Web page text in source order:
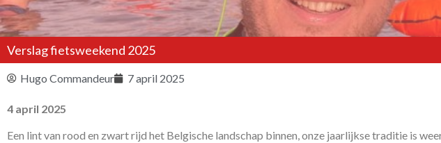
Verslag fietsweekend 2025
Hugo Commandeur 7 april 2025
4 april 2025
Een lint van rood en zwart rijd het Belgische landschap binnen, onze jaarlijkse traditie is